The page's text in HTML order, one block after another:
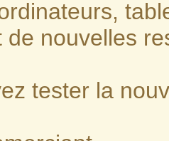
de nouvelles
tester la